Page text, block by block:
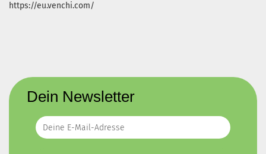
https://eu.venchi.com/
Dein Newsletter